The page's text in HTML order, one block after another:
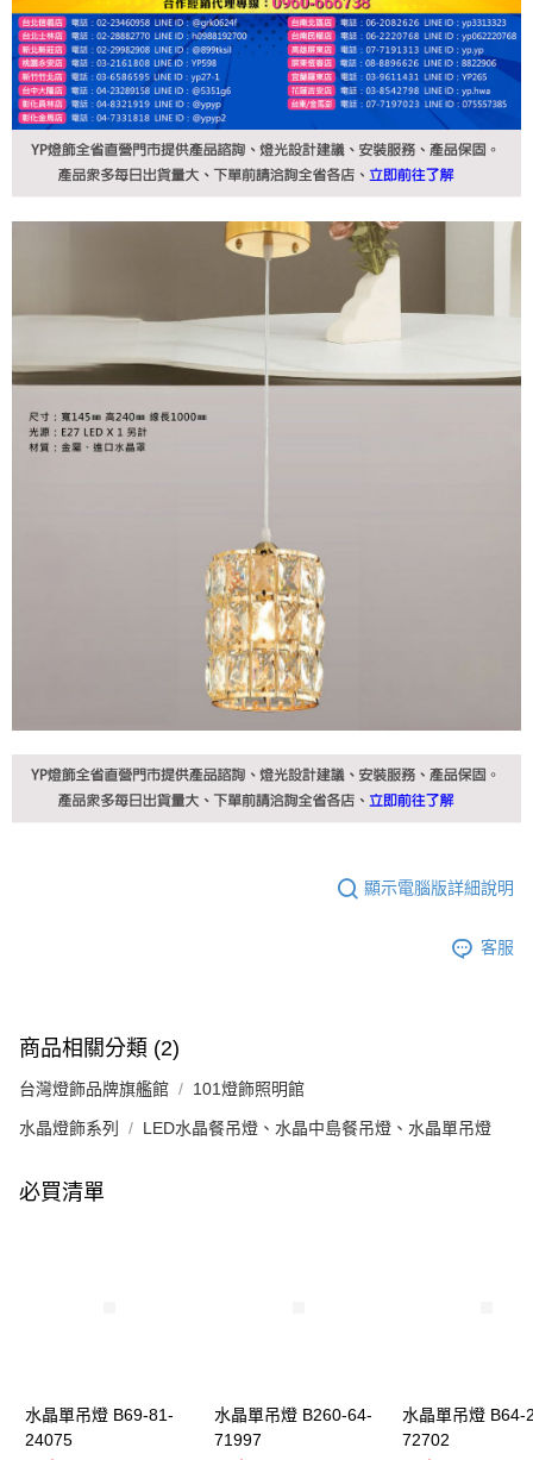
顯示電腦版詳細說明
客服
商品相關分類 (2)
台灣燈飾品牌旗艦館 101燈飾照明館
水晶燈飾系列 LED水晶餐吊燈、水晶中島餐吊燈、水晶單吊燈
必買清單
水晶單吊燈 B69-81-
24075
水晶單吊燈 B260-64-
71997
水晶單吊燈 B64-
72702